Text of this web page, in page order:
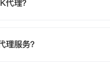
代理？
理服务？